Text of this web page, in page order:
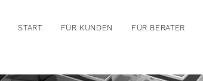
START FÜR KUNDEN FÜR BERATER